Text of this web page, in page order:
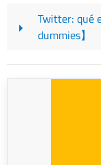
Twitter: qué
dummies】